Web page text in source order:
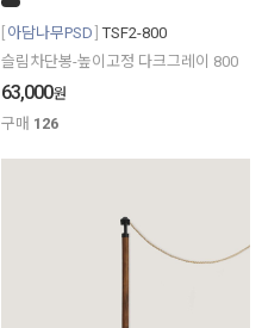
아담나무PSD TSF2-800
슬림차단봉-높이고정 다크그레이 800
63,000원
구매 126